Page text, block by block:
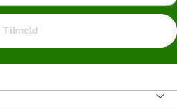
Tilmeld